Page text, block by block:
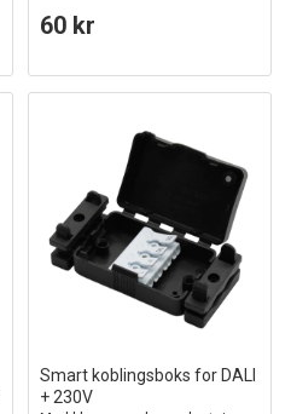
60 kr
Smart koblingsboks for DALI
+ 230V